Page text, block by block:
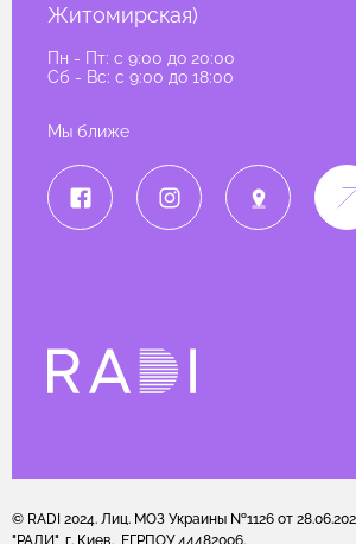
Житомирская)
Пн - Пт: c 9:00 до 20:00
Сб - Вс: c 9:00 до 18:00
Мы ближе
© RADI 2024. Лиц. МОЗ Украины №1126 от
"РАДИ", г. Киев., ЕГРПОУ 44482006.